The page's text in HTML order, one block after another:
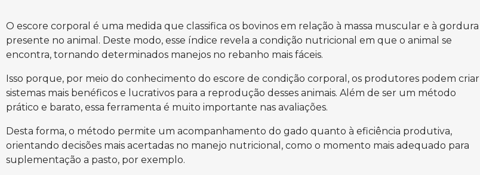
O escore corporal é uma medida que classifica os bovinos em relação à massa muscular e à gordura
presente no animal. Deste modo, esse índice revela a condição nutricional em que o animal se
encontra, tornando determinados manejos no rebanho mais fáceis.
Isso porque, por meio do conhecimento do escore de condição corporal, os produtores podem criar
sistemas mais benéficos e lucrativos para a reprodução desses animais. Além de ser um método
prático e barato, essa ferramenta é muito importante nas avaliações.
Desta forma, o método permite um acompanhamento do gado quanto à eficiência produtiva,
orientando decisões mais acertadas no manejo nutricional, como o momento mais adequado para
suplementação a pasto, por exemplo.